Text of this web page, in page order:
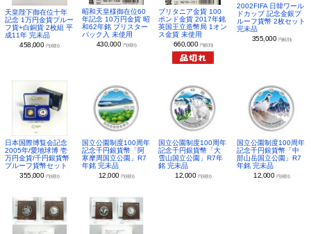
天皇陛下御在位十年
記念 1万円金貨プルー
フ貨+白銅貨 2枚組 平
成11年 完未品
458,000 円(税別)
昭和天皇様御在位60
年記念 10万円金貨 昭
和62年銘 ブリスター
パック入 未使用
430,000 円(税別)
ブリタニア金貨 100
ポンド金貨 2017年銘
英国王立造幣局 1オン
ス金貨 未使用
660,000 円(税別)
2002FIFA 日韓ワール
ドカップ 記念金銀プ
ルーフ貨幣 2枚セット
完未品
355,000 円(税別)
日本国際博覧会記念
2005年/愛地球博 壱
万円金貨/千円銀貨幣
プルーフ貨幣セット
355,000 円(税別)
国立公園制度100周年
記念千円銀貨幣「阿
寒摩周国立公園」R7
年銘 完未品
12,000 円(税別)
国立公園制度100周年
記念千円銀貨幣「大
雪山国立公園」R7年
銘 完未品
12,000 円(税別)
国立公園制度100周年
記念千円銀貨幣「中
部山岳国立公園」R7
年銘 完未品
12,000 円(税別)